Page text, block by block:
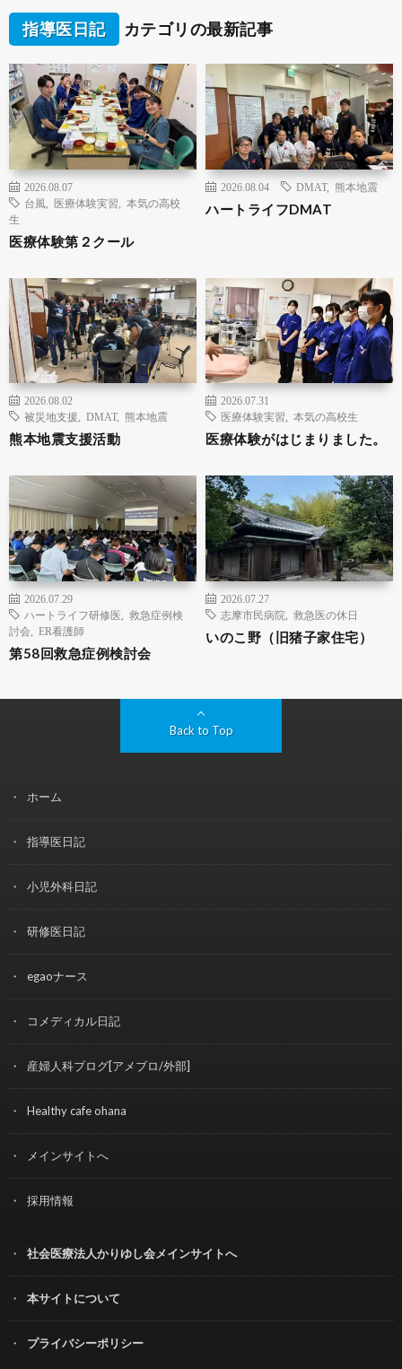
指導医日記 カテゴリの最新記事
2026.08.07
台風
医療体験実習
本気の高校
生
医療体験第２クール
2026.08.04 DMAT, 熊本地震
ハートライフDMAT
2026.08.02
被災地支援
DMAT, 熊本地震
熊本地震支援活動
2026.07.31
医療体験実習
本気の高校生
医療体験がはじまりました。
2026.07.29
ハートライフ研修医
救急症例検
討会
ER看護師
第58回救急症例検討会
2026.07.27
志摩市民病院
救急医の休日
いのこ野（旧猪子家住宅）
Back to Top
ホーム
指導医日記
小児外科日記
研修医日記
egaoナース
コメディカル日記
産婦人科ブログ[アメブロ/外部]
Healthy cafe ohana
メインサイトへ
採用情報
社会医療法人かりゆし会メインサイトへ
本サイトについて
プライバシーポリシー